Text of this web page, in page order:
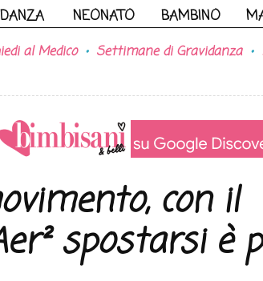
NEONATO BAMBINO
al Medico Settimane di Gravidanza
con il
spostarsi è